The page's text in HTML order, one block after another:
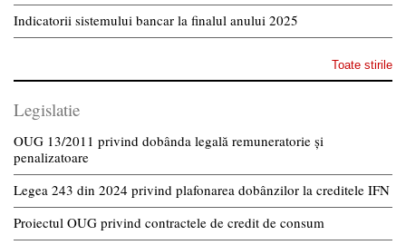
Indicatorii sistemului bancar la finalul anului 2025
Toate stirile
Legislatie
OUG 13/2011 privind dobânda legală remuneratorie și
penalizatoare
Legea 243 din 2024 privind plafonarea dobânzilor la creditele IFN
Proiectul OUG privind contractele de credit de consum